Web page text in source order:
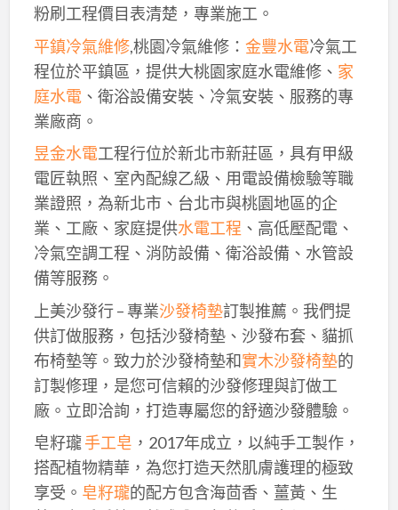
粉刷工程價目表清楚，專業施工。
平鎮冷氣維修,桃園冷氣維修： 金豐水電冷氣工
程位於平鎮區，提供大桃園家庭水電維修、 家
庭水電、衛浴設備安裝、冷氣安裝、服務的專
業廠商。
昱金水電工程行位於新北市新莊區，具有甲級
電匠執照、室內配線乙級、用電設備檢驗等職
業證照，為新北市、台北市與桃園地區的企
業、工廠、家庭提供水電工程 、高低壓配電、
冷氣空調工程、消防設備、衛浴設備、水管設
備等服務。
上美沙發行 – 專業沙發椅墊訂製推薦。我們提
供訂做服務，包括沙發椅墊、沙發布套、貓抓
布椅墊等。致力於沙發椅墊和實木沙發椅墊的
訂製修理，是您可信賴的沙發修理與訂做工
廠。立即洽詢，打造專屬您的舒適沙發體驗。
皂籽瓏手工皂 ，2017年成立，以純手工製作，
搭配植物精華，為您打造天然肌膚護理的極致
享受。 皂籽瓏的配方包含海茴香、薑黃、生